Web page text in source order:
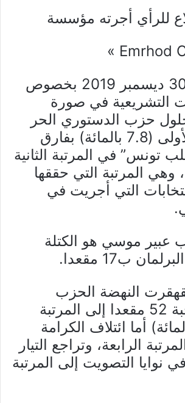
للرأي أجرته مؤسسة
أمس الاثنين 30 ديسمبر 2019 بخصوص
التشريعية في صورة
حزب الدستوري الحر
في المرتبة الأولى (7.8 بالمائة) بفارق
تونس” في المرتبة الثانية
، وهي المرتبة التي حققها
التي أجريت في
عبير موسي هو الكتلة
ب17 مقعدا.
النهضة الحزب
الأغلبي وصاحبة 52 مقعدا إلى المرتبة
(6.5 بالمائة) أما ائتلاف الكرامة
الرابعة، وتراجع التيار
نوايا التصويت إلى المرتبة